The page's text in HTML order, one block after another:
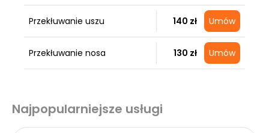
Przekłuwanie uszu 140 zł Umów
Przekłuwanie nosa 130 zł Umów
Najpopularniejsze usługi